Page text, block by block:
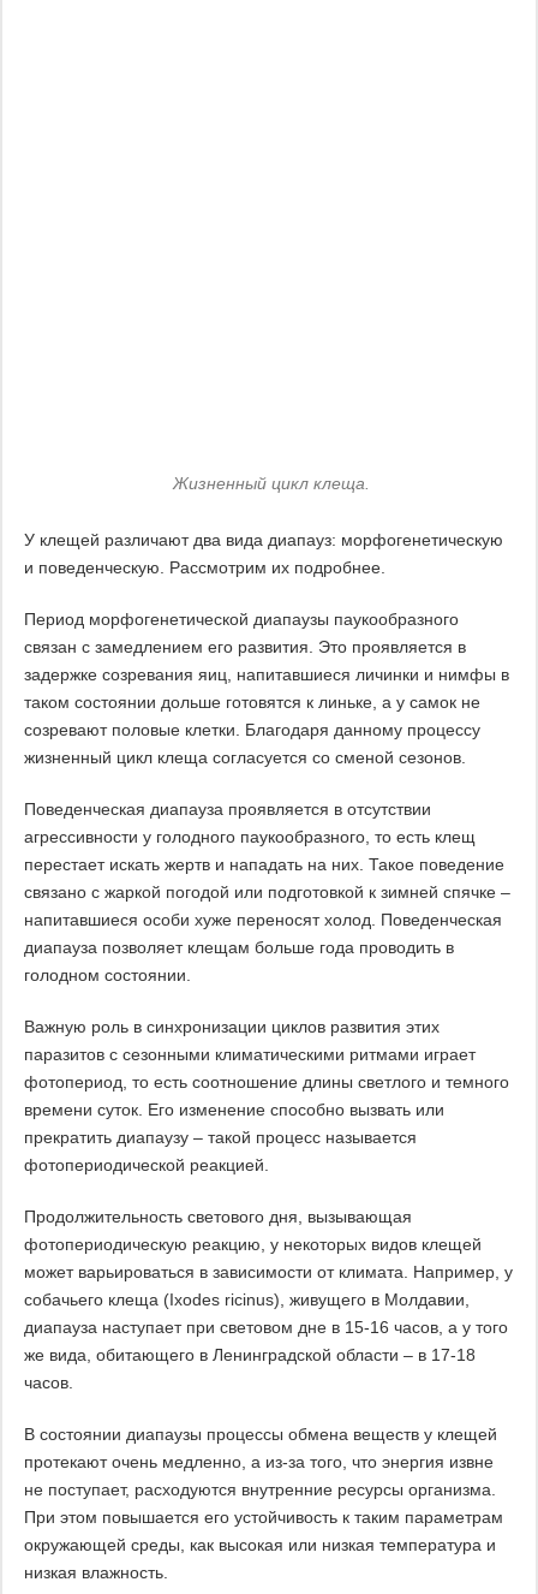
Жизненный цикл клеща.
У клещей различают два вида диапауз: морфогенетическую
и поведенческую. Рассмотрим их подробнее.
Период морфогенетической диапаузы паукообразного
связан с замедлением его развития. Это проявляется в
задержке созревания яиц, напитавшиеся личинки и нимфы в
таком состоянии дольше готовятся к линьке, а у самок не
созревают половые клетки. Благодаря данному процессу
жизненный цикл клеща согласуется со сменой сезонов.
Поведенческая диапауза проявляется в отсутствии
агрессивности у голодного паукообразного, то есть клещ
перестает искать жертв и нападать на них. Такое поведение
связано с жаркой погодой или подготовкой к зимней спячке –
напитавшиеся особи хуже переносят холод. Поведенческая
диапауза позволяет клещам больше года проводить в
голодном состоянии.
Важную роль в синхронизации циклов развития этих
паразитов с сезонными климатическими ритмами играет
фотопериод, то есть соотношение длины светлого и темного
времени суток. Его изменение способно вызвать или
прекратить диапаузу – такой процесс называется
фотопериодической реакцией.
Продолжительность светового дня, вызывающая
фотопериодическую реакцию, у некоторых видов клещей
может варьироваться в зависимости от климата. Например, у
собачьего клеща (Ixodes ricinus), живущего в Молдавии,
диапауза наступает при световом дне в 15-16 часов, а у того
же вида, обитающего в Ленинградской области – в 17-18
часов.
В состоянии диапаузы процессы обмена веществ у клещей
протекают очень медленно, а из-за того, что энергия извне
не поступает, расходуются внутренние ресурсы организма.
При этом повышается его устойчивость к таким параметрам
окружающей среды, как высокая или низкая температура и
низкая влажность.